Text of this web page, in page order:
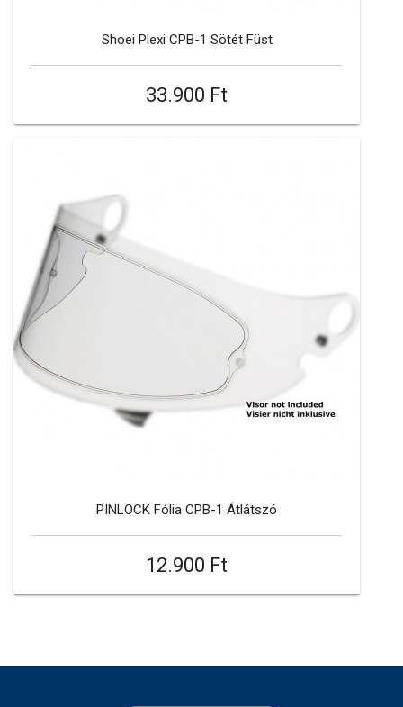
Shoei Plexi CPB-1 Sötét Füst
33.900 Ft
PINLOCK Fólia CPB-1 Átlátszó
12.900 Ft